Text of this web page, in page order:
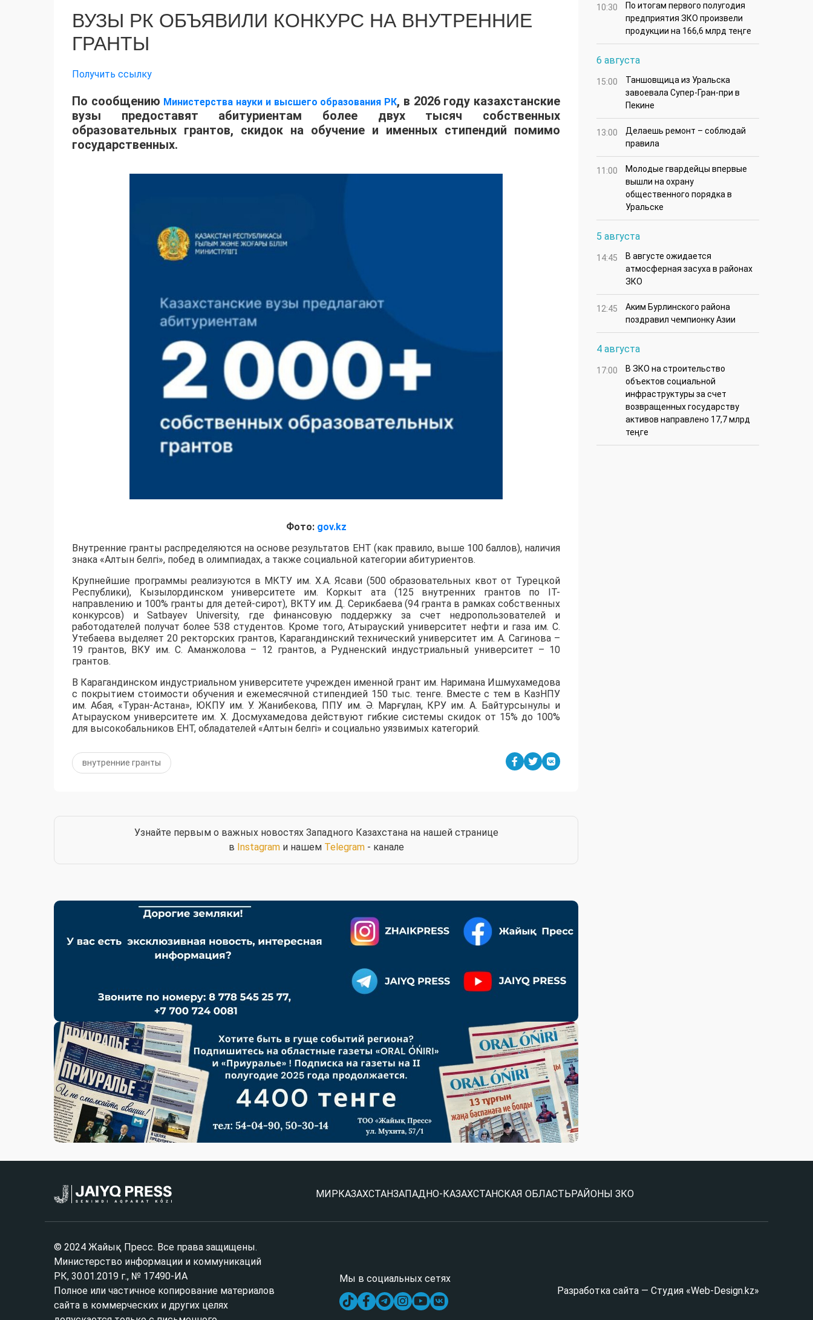
ВУЗЫ РК ОБЪЯВИЛИ КОНКУРС НА ВНУТРЕННИЕ
ГРАНТЫ
Получить ссылку
По сообщению Министерства науки и высшего образования РК, в 2026 году казахстанские
вузы предоставят абитуриентам более двух тысяч собственных
образовательных грантов, скидок на обучение и именных стипендий помимо
государственных.
Фото: gov.kz
Внутренние гранты распределяются на основе результатов ЕНТ (как правило, выше 100 баллов), наличия
знака «Алтын белгі», побед в олимпиадах, а также социальной категории абитуриентов.
​Крупнейшие программы реализуются в МКТУ им. Х.А. Ясави (500 образовательных квот от Турецкой
Республики), Кызылординском университете им. Коркыт ата (125 внутренних грантов по IT-
направлению и 100% гранты для детей-сирот), ВКТУ им. Д. Серикбаева (94 гранта в рамках собственных
конкурсов) и Satbayev University, где финансовую поддержку за счет недропользователей и
работодателей получат более 538 студентов. Кроме того, Атырауский университет нефти и газа им. С.
Утебаева выделяет 20 ректорских грантов, Карагандинский технический университет им. А. Сагинова –
19 грантов, ВКУ им. С. Аманжолова – 12 грантов, а Рудненский индустриальный университет – 10
грантов.
​В Карагандинском индустриальном университете учрежден именной грант им. Наримана Ишмухамедова
с покрытием стоимости обучения и ежемесячной стипендией 150 тыс. тенге. Вместе с тем в КазНПУ
им. Абая, «Туран-Астана», ЮКПУ им. У. Жанибекова, ППУ им. Ә. Марғұлан, КРУ им. А. Байтурсынулы и
Атырауском университете им. Х. Досмухамедова действуют гибкие системы скидок от 15% до 100%
для высокобальников ЕНТ, обладателей «Алтын белгі» и социально уязвимых категорий.
внутренние гранты
Узнайте первым о важных новостях Западного Казахстана на нашей странице
в Instagramи нашем Telegram- канале
10:30
По итогам первого полугодия
предприятия ЗКО произвели
продукции на 166,6 млрд теңге
6 августа
15:00
Таншовщица из Уральска
завоевала Супер-Гран-при в
Пекине
13:00
Делаешь ремонт – соблюдай
правила
11:00
Молодые гвардейцы впервые
вышли на охрану
общественного порядка в
Уральске
5 августа
14:45
В августе ожидается
атмосферная засуха в районах
ЗКО
12:45
Аким Бурлинского района
поздравил чемпионку Азии
4 августа
17:00
В ЗКО на строительство
объектов социальной
инфраструктуры за счет
возвращенных государству
активов направлено 17,7 млрд
теңге
МИР КАЗАХСТАНЗАПАДНО-КАЗАХСТАНСКАЯ ОБЛАСТЬ РАЙОНЫ ЗКО
© 2024 Жайық Пресс. Все права защищены.
Министерство информации и коммуникаций
РК, 30.01.2019 г., № 17490-ИА
Полное или частичное копирование материалов
сайта в коммерческих и других целях
Мы в социальных сетях
Разработка сайта — Студия «Web-Design.kz»